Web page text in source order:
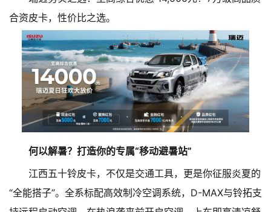
合资皮卡，性价比之选。
何以解暑？打造你的专属“移动避暑站”
江西五十铃皮卡，不仅是交通工具，更是你征服炎夏的
“全能搭子”。全系标配高效制冷空调系统，D-MAX与铃拓支